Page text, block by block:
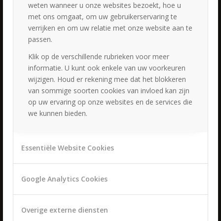
weten wanneer u onze websites bezoekt, hoe u
met ons omgaat, om uw gebruikerservaring te
verrijken en om uw relatie met onze website aan te
passen.
Klik op de verschillende rubrieken voor meer
informatie. U kunt ook enkele van uw voorkeuren
wijzigen. Houd er rekening mee dat het blokkeren
van sommige soorten cookies van invloed kan zijn
op uw ervaring op onze websites en de services die
we kunnen bieden.
Essentiële Website Cookies
Google Analytics Cookies
Overige externe diensten
Bruidskapsels & bruidsmake-up Huis ter Heide
19 september 2025 - 10:36
Bruidskapsels & bruidsmake-up Bunnik
26 augustus 2025 - 01:41
Bruidskapsels & bruidsmake-up Nieuw Vennep
19 juli 2025 - 18:20
Bruidskapsels & bruidsmake-up Nieuwer Ter Aa
19 juli 2025 - 18:13
Bruidskapsels & bruidsmake-up Houten
28 september 2024 - 15:27
31 augustus 2023 - 18:41